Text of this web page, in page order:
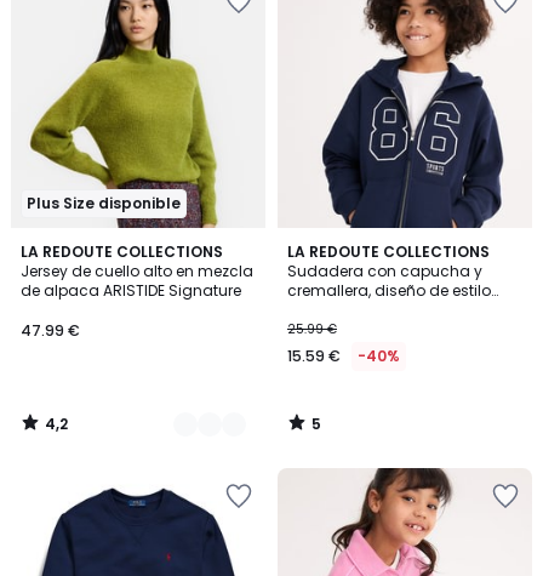
Plus Size disponible
LA REDOUTE COLLECTIONS
Jersey de cuello alto en mezcla
de alpaca ARISTIDE Signature
47.99 €
4,2
/ 5
2
Colores
4,2
/
LA REDOUTE COLLECTIONS
Sudadera con capucha y
cremallera, diseño de estilo
25.99 €
15.59 € -40%
5
/
5
5
/